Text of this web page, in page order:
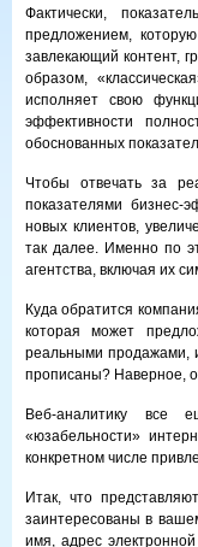
Фактически,
предложением,
завлекающий контент,
образом,
исполняет свою
эффективности
обоснованных
Чтобы отвечать за
показателями бизнес-
новых клиентов,
так далее. Именно по
агентства, включая их
Куда обратится
которая может
реальными продажами,
прописаны? Наверное,
Веб-аналитику все
«юзабельности»
конкретном числе
Итак, что
заинтересованы в
имя, адрес